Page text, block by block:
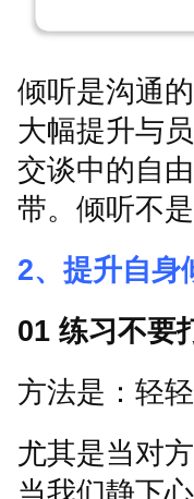
倾听是沟通的
大幅提升与
交谈中的自
带。倾听不
2、提升自身
01 练习不要
方法是：轻
尤其是当对
当我们静下